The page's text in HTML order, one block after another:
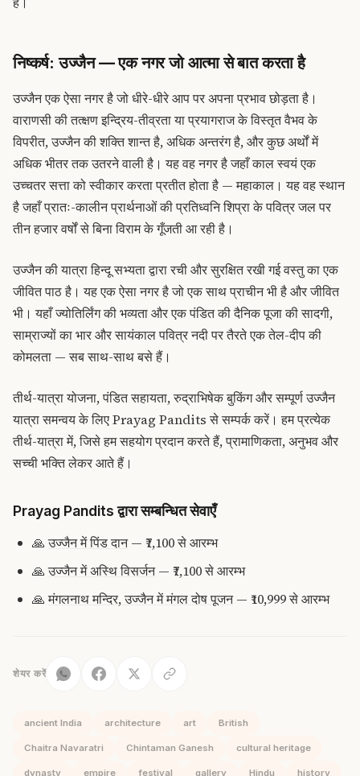
निष्कर्ष: उज्जैन — एक नगर जो आत्मा से बात करता है
उज्जैन एक ऐसा नगर है जो धीरे-धीरे आप पर अपना प्रभाव छोड़ता है।
वाराणसी की तत्क्षण इन्द्रिय-तीव्रता या प्रयागराज के विस्तृत वैभव के
विपरीत, उज्जैन की शक्ति शान्त है, अधिक अन्तरंग है, और कुछ अर्थों में
अधिक भीतर तक उतरने वाली है। यह वह नगर है जहाँ काल स्वयं एक
उच्चतर सत्ता को स्वीकार करता प्रतीत होता है — महाकाल। यह वह स्थान
है जहाँ प्रातः-कालीन प्रार्थनाओं की प्रतिध्वनि शिप्रा के पवित्र जल पर
तीन हजार वर्षों से बिना विराम के गूँजती आ रही है।
उज्जैन की यात्रा हिन्दू सभ्यता द्वारा रची और सुरक्षित रखी गई वस्तु का एक
जीवित पाठ है। यह एक ऐसा नगर है जो एक साथ प्राचीन भी है और जीवित
भी। यहाँ ज्योतिर्लिंग की भव्यता और एक पंडित की दैनिक पूजा की सादगी,
साम्राज्यों का भार और सायंकाल पवित्र नदी पर तैरते एक तेल-दीप की
कोमलता — सब साथ-साथ बसे हैं।
तीर्थ-यात्रा योजना, पंडित सहायता, रुद्राभिषेक बुकिंग और सम्पूर्ण उज्जैन
यात्रा समन्वय के लिए Prayag Pandits से सम्पर्क करें। हम प्रत्येक
तीर्थ-यात्रा में, जिसे हम सहयोग प्रदान करते हैं, प्रामाणिकता, अनुभव और
सच्ची भक्ति लेकर आते हैं।
Prayag Pandits द्वारा सम्बन्धित सेवाएँ
🙏उज्जैन में पिंड दान— ₹7,100 से आरम्भ
🙏उज्जैन में अस्थि विसर्जन— ₹7,100 से आरम्भ
🙏मंगलनाथ मन्दिर, उज्जैन में मंगल दोष पूजन— ₹10,999 से आरम्भ
शेयर करें
ancient India architecture art British
Chaitra Navaratri Chintaman Ganesh cultural heritage
dynasty empire festival gallery Hindu history